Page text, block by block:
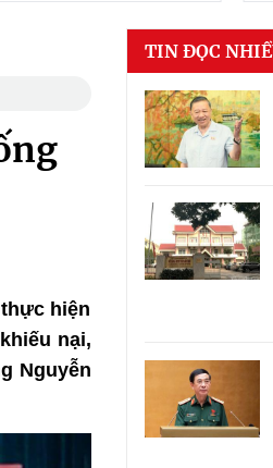
hiện
nại,
Nguyễn
TIN ĐỌC